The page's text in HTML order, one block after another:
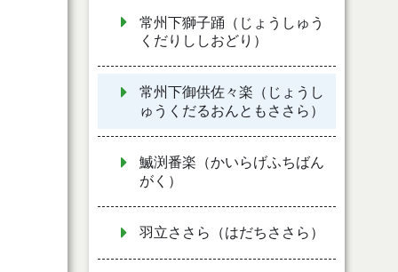
常州下獅子踊（じょうしゅう
くだりししおどり）
常州下御供佐々楽（じょうし
ゅうくだるおんともささら）
鰄渕番楽（かいらげふちばん
がく）
羽立ささら（はだちささら）